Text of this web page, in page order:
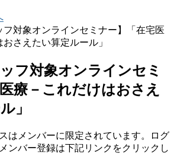
フ対象オンラインセミナー】「在宅医
さえたい算定ルール」
療－これだけはおさえ
」
はメンバーに限定されています。ログ
ンバー登録は下記リンクをクリックし